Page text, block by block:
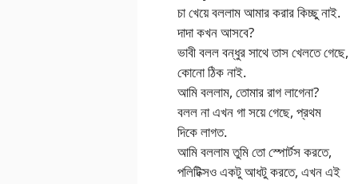
চা খেয়ে বললাম আমার করার কিচ্ছু নাই.
দাদা কখন আসবে?
ভাবী বলল বন্ধুর সাথে তাস খেলতে গেছে,
কোনো ঠিক নাই.
আমি বললাম, তোমার রাগ লাগেনা?
বলল না এখন গা সয়ে গেছে, প্রথম
দিকে লাগত.
আমি বললাম তুমি তো স্পোর্টস করতে,
পলিটিক্সও একটু আধটু করতে, এখন এই